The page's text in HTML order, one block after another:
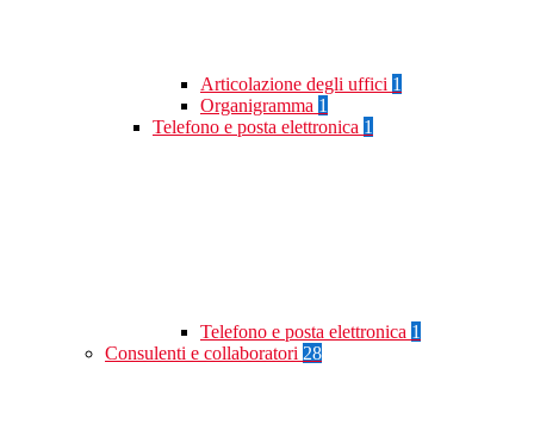
Articolazione degli uffici 1
Organigramma 1
Telefono e posta elettronica 1
Telefono e posta elettronica 1
Consulenti e collaboratori 28